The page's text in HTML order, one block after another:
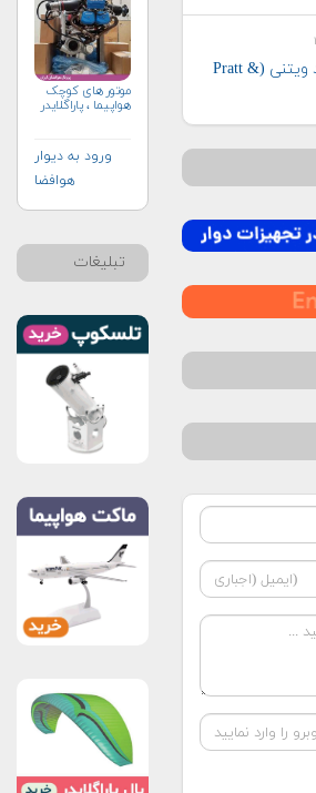
شرکت پرت اند ویتنی (Pratt &
موتور های کوچک
هواپیما ، پاراگلایدر
ورود به دیوار
هوافضا
تبلیغات